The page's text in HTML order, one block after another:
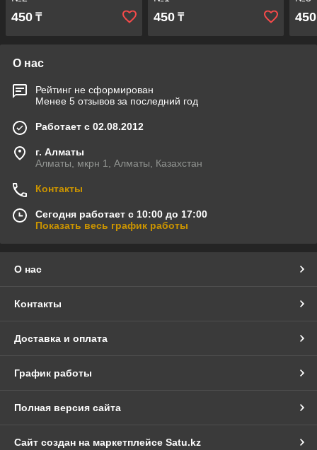
450 ₸ 450₸ 450
О нас
Рейтинг не сформирован
Менее 5 отзывов за последний год
Работает с 02.08.2012
г. Алматы
Алматы, мкрн 1, Алматы, Казахстан
Контакты
Сегодня работает с 10:00 до 17:00
Показать весь график работы
О нас
Контакты
Доставка и оплата
График работы
Полная версия сайта
Сайт создан на маркетплейсе Satu.kz